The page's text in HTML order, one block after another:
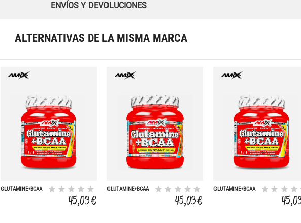
ENVÍOS Y DEVOLUCIONES
ALTERNATIVAS DE LA MISMA MARCA
GLUTAMINE+BCAA
45,03 €
GLUTAMINE+BCAA
45,03 €
GLUTAMINE+BCAA